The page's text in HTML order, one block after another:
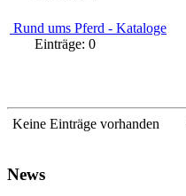
Rund ums Pferd - Kataloge
Einträge: 0
Keine Einträge vorhanden
News